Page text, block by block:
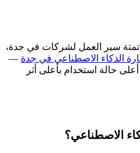
سير العمل لشركات في جدة،
الذكاء الاصطناعي في جدة—
أعلى حالة استخدام بأعلى أثر
الاصطناعي؟